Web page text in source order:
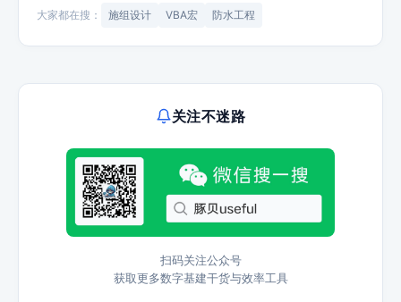
大家都在搜： 施组设计 VBA宏 防水工程
关注不迷路
扫码关注公众号
获取更多数字基建干货与效率工具